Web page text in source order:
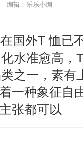
编辑：乐乐小编
国外T 恤已
水准愈高，
之一，素有
一种象征自
张都可以